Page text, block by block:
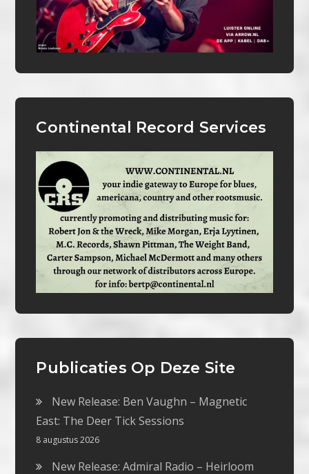
Continental Record Services
Publicaties Op Deze Site
New Release: Ben Vaughn – Magnetic
East: The Deer Tick Sessions
8 augustus 2026
New Release: Admiral Radio – Heirloom